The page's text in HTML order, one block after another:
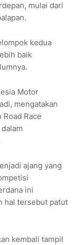
mulai dari
kedua
baik
Motor
mengatakan
Race
ajang yang
ini
hal tersebut patut
kembali tampil